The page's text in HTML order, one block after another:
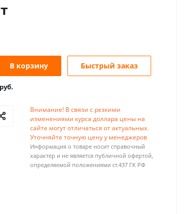
В корзину Быстрый заказ
Внимание! В связи с резкими
изменениями курса доллара цены на
сайте могут отличаться от актуальных.
Уточняйте точную цену у менеджеров
Информация о товаре носит справочный
характер и не является публичной офертой,
определяемой положениями ст.437 ГК РФ